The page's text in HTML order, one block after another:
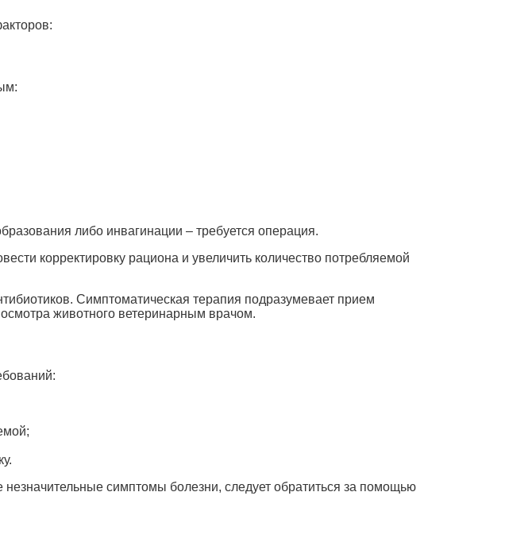
либо инвагинации – требуется операция.
корректировку рациона и увеличить количество потребляемой
Симптоматическая терапия подразумевает прием
животного ветеринарным врачом.
симптомы болезни, следует обратиться за помощью